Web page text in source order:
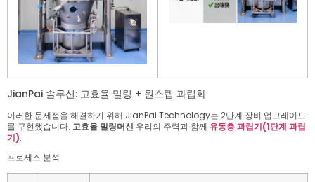
JianPai 솔루션: 고효율 밀링 + 원스텝 과립화
이러한 문제점을 해결하기 위해 JianPai Technology는 2단계 장비 업그레이드
를 구현했습니다. 고효율 밀링머신 우리의 주력과 함께 유동층 과립기(1단계 과립
기).
프로세스 분석